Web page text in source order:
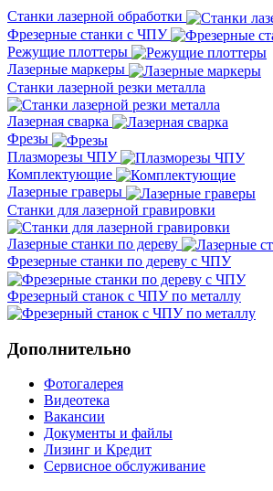
Станки лазерной обработки
Фрезерные станки с ЧПУ
Режущие плоттеры
Лазерные маркеры
Станки лазерной резки металла
Лазерная сварка
Фрезы
Плазморезы ЧПУ
Комплектующие
Лазерные граверы
Станки для лазерной гравировки
Лазерные станки по дереву
Фрезерные станки по дереву с ЧПУ
Фрезерный станок с ЧПУ по металлу
Дополнительно
Фотогалерея
Видеотека
Вакансии
Документы и файлы
Лизинг и Кредит
Сервисное обслуживание